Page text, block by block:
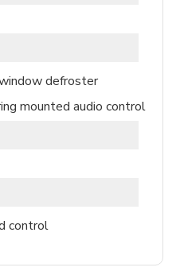
defroster
mounted audio control
control